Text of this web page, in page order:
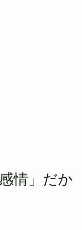
情」だか